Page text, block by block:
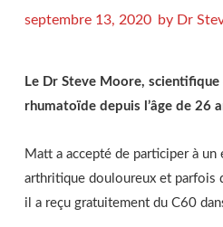
septembre 13, 2020 by Dr
Le Dr Steve Moore,
rhumatoïde depuis l’âge de 26
Matt a accepté de participer à
arthritique douloureux et parfois
il a reçu gratuitement du C60